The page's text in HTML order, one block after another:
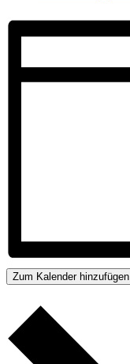
Zum Kalender hinzufügen